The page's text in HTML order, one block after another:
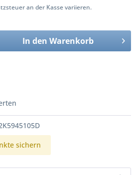
an der Kasse variieren.
In den Warenkorb
sichern